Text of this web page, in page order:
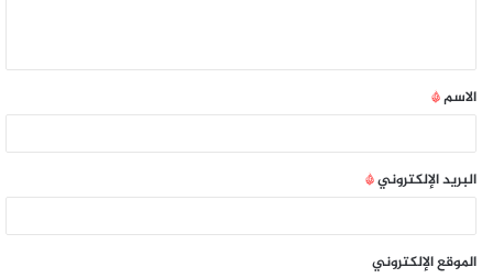
الاسم*
البريد الإلكتروني*
الموقع الإلكتروني